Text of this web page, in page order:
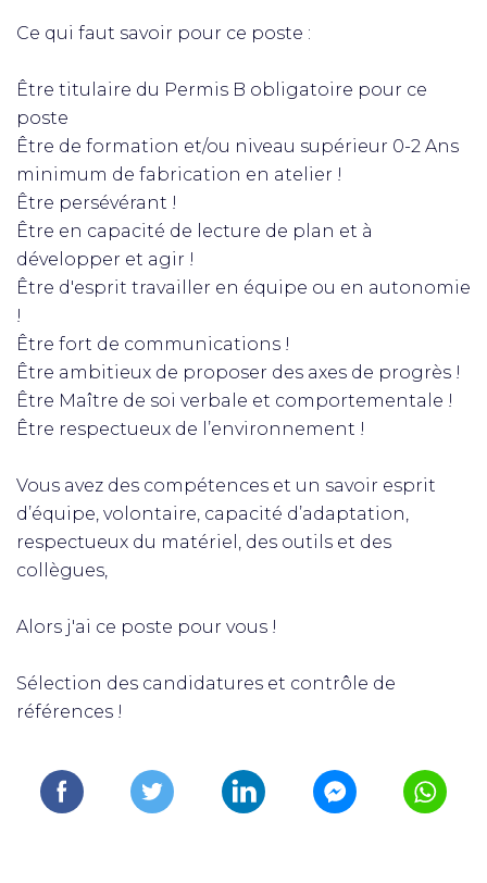
Ce qui faut savoir pour ce poste :
Être titulaire du Permis B obligatoire pour ce
poste
Être de formation et/ou niveau supérieur 0-2 Ans
minimum de fabrication en atelier !
Être persévérant !
Être en capacité de lecture de plan et à
développer et agir !
Être d'esprit travailler en équipe ou en autonomie
!
Être fort de communications !
Être ambitieux de proposer des axes de progrès !
Être Maître de soi verbale et comportementale !
Être respectueux de l’environnement !
Vous avez des compétences et un savoir esprit
d’équipe, volontaire, capacité d’adaptation,
respectueux du matériel, des outils et des
collègues,
Alors j'ai ce poste pour vous !
Sélection des candidatures et contrôle de
références !